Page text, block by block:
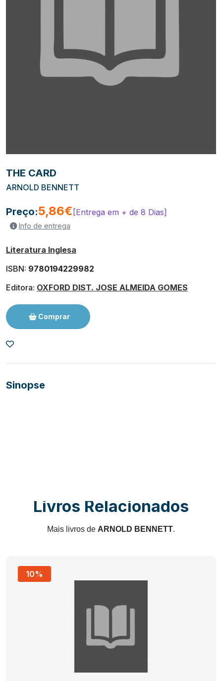
THE CARD
ARNOLD BENNETT
Preço:5,86€ [Entrega em + de 8 Dias]
Info de entrega
Literatura Inglesa
ISBN: 9780194229982
Editora: OXFORD DIST. JOSE ALMEIDA GOMES
Comprar
Sinopse
Livros Relacionados
Mais livros de ARNOLD BENNETT.
10%